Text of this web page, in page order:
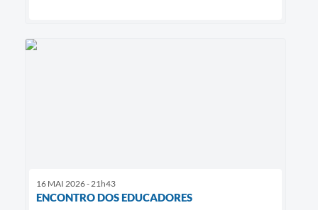
16 MAI 2026 - 21h43
ENCONTRO DOS EDUCADORES